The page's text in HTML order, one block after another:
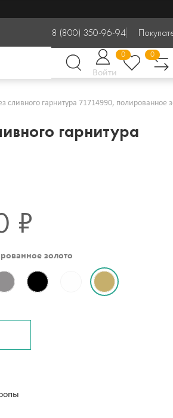
8 (800) 350-96-94
Войти
0 0
сливного гарнитура 71714990, полированное
гарнитура
₽
золото